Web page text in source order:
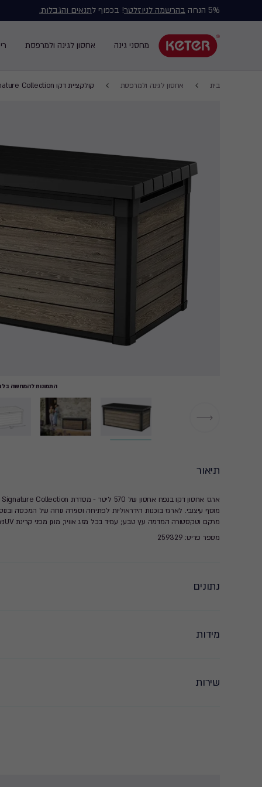
5% הנחה בהרשמה לניוזלטר! בכפוף לתנאים והגבלות.
navigation
מחסני גינה אחסון לגינה ולמרפסת
Main
בית אחסון לגינה ולמרפסת קולקציית דקו Signature Collection
התמונות להמחשה
תיאור
מרקם וטקסטורה המדמה עץ טבעי, עמיד בכל מזג אוויר, מוגן מפני קרינת UVניתן לנעילה
מספר פריט: 259329
נתונים
מידות
שירות